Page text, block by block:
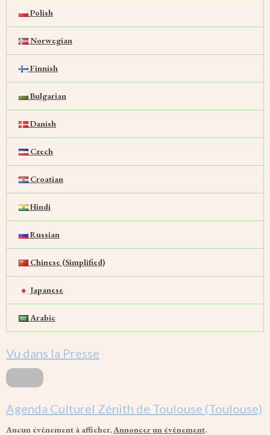
Polish
Norwegian
Finnish
Bulgarian
Danish
Czech
Croatian
Hindi
Russian
Chinese (Simplified)
Japanese
Arabic
Vu dans la Presse
Agenda Culturel Zénith de Toulouse (Toulouse)
Aucun évènement à afficher,Annoncer un évènement.